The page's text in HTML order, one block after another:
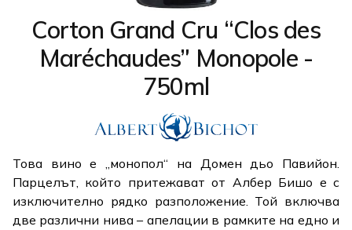
Corton Grand Cru “Clos des
Maréchaudes” Monopole -
750ml
Това вино е „монопол“ на Домен дьо Павийон.
Парцелът, който притежават от Албер Бишо е с
изключително рядко разположение. Той включва
две различни нива – апелации в рамките на едно и